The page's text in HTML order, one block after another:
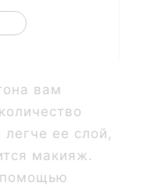
вам
ее слой,
макияж.
помощью